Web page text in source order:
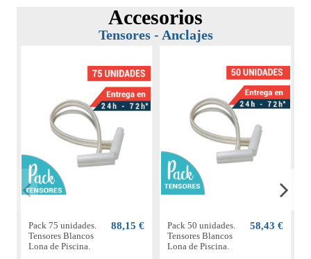
Accesorios
Tensores - Anclajes
Pack 75 unidades.
Tensores Blancos
Lona de Piscina.
88,15 €
Pack 50 unidades.
Tensores Blancos
Lona de Piscina.
58,43 €